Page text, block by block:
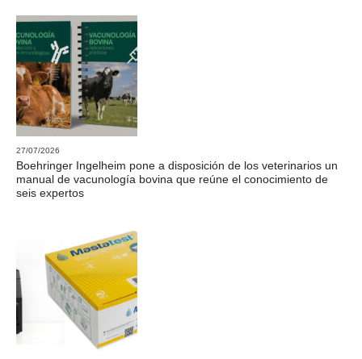
27/07/2026
Boehringer Ingelheim pone a disposición de los veterinarios un
manual de vacunología bovina que reúne el conocimiento de
seis expertos